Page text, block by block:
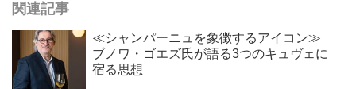
関連記事
≪シャンパーニュを象徴するアイコン≫
ブノワ・ゴエズ氏が語る3つのキュヴェに
宿る思想